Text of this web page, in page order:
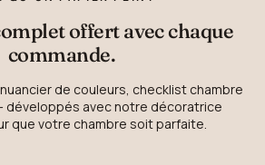
offert avec chaque
commande.
de couleurs, checklist chambre
développés avec notre décoratrice
que votre chambre soit parfaite.